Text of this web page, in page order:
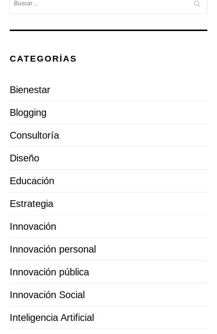
CATEGORÍAS
Bienestar
Blogging
Consultoría
Diseño
Educación
Estrategia
Innovación
Innovación personal
Innovación pública
Innovación Social
Inteligencia Artificial